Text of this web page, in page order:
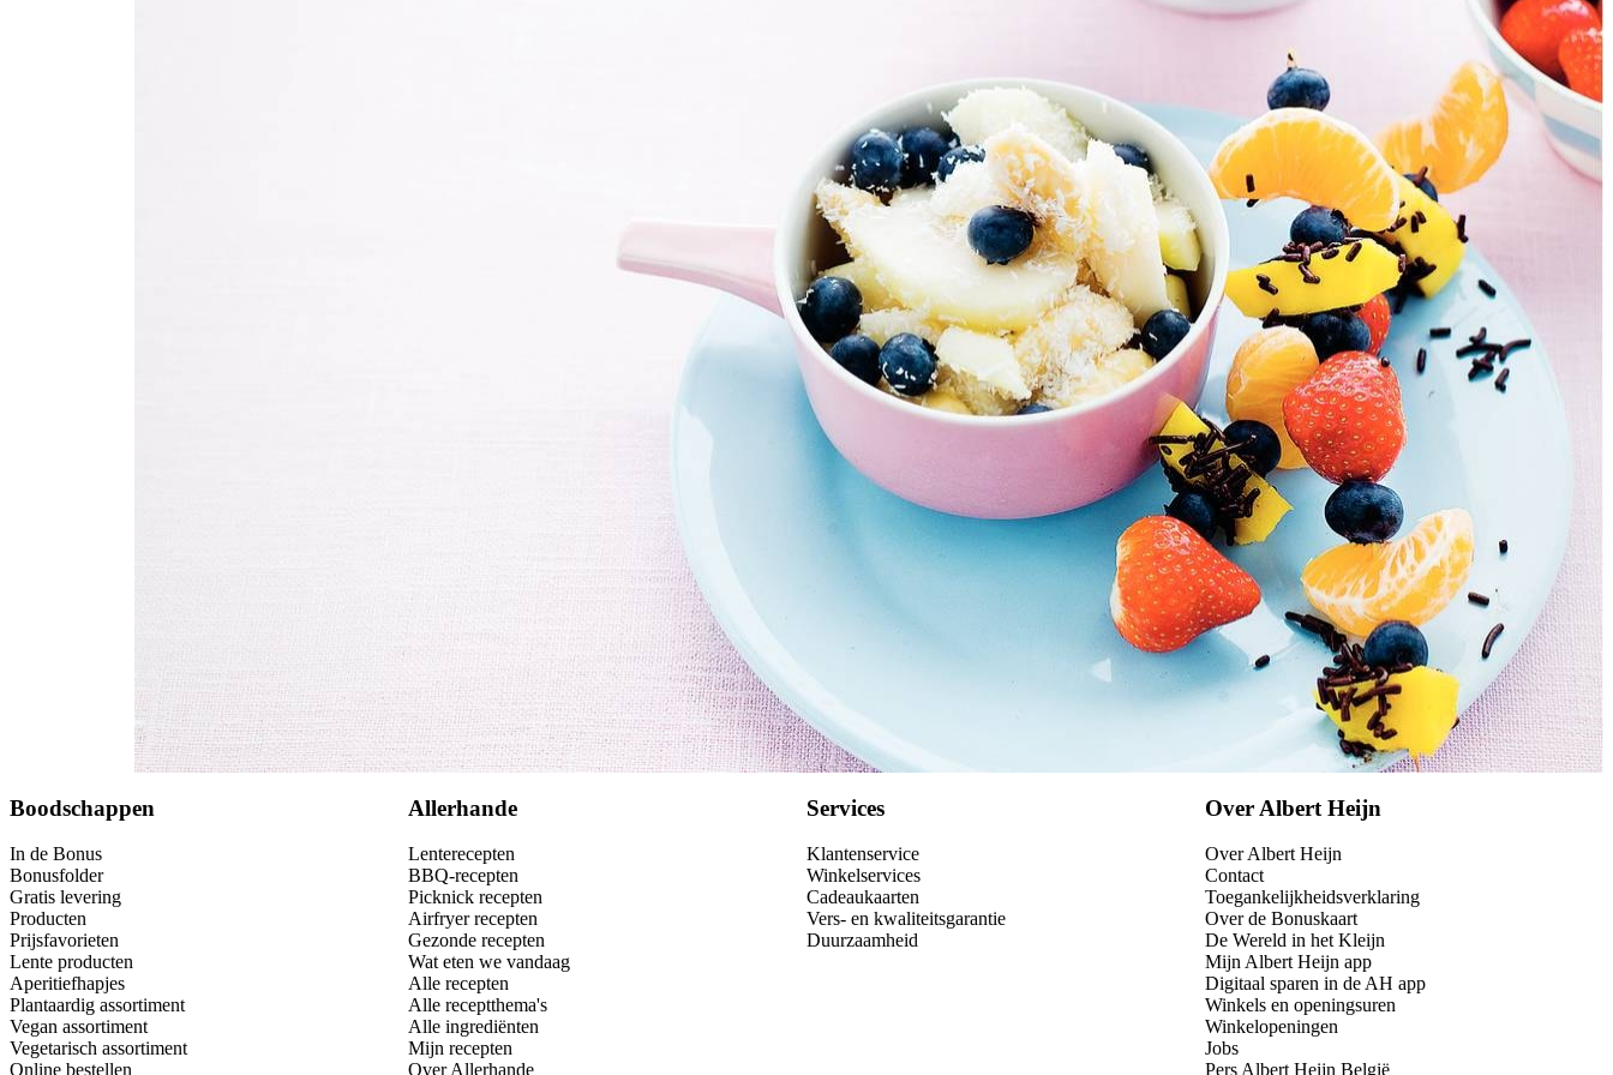
Kies producten
Boodschappen
In de Bonus
Bonusfolder
Gratis levering
Producten
Prijsfavorieten
Lente producten
Aperitiefhapjes
Plantaardig assortiment
Vegan assortiment
Vegetarisch assortiment
Online bestellen
Allerhande
Lenterecepten
BBQ-recepten
Picknick recepten
Airfryer recepten
Gezonde recepten
Wat eten we vandaag
Alle recepten
Alle receptthema's
Alle ingrediënten
Mijn recepten
Over Allerhande
Services
Klantenservice
Winkelservices
Cadeaukaarten
Vers- en kwaliteitsgarantie
Duurzaamheid
Over Albert Heijn
Over Albert Heijn
Contact
Toegankelijkheidsverklaring
Over de Bonuskaart
De Wereld in het Kleijn
Mijn Albert Heijn app
Digitaal sparen in de AH app
Winkels en openingsuren
Winkelopeningen
Jobs
Pers Albert Heijn België